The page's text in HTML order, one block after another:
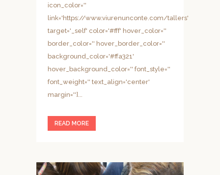
icon_color=''
link='https://www.viurenunconte.com/tallers'
target='_self' color='#fff' hover_color=''
border_color='' hover_border_color=''
background_color='#ffa321'
hover_background_color='' font_style=''
font_weight='' text_align='center'
margin='']...
READ MORE